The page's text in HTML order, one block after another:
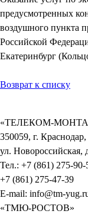
предусмотренных
воздушного пункта
Российской
Екатеринбург
Возврат к списку
«ТЕЛЕКОМ-
350059, г. Краснодар,
ул. Новороссийская,
Тел.: +7 (861) 275-90-
+7 (861) 275-47-39
E-mail: info@tm-
«ТМЮ-РОСТОВ»